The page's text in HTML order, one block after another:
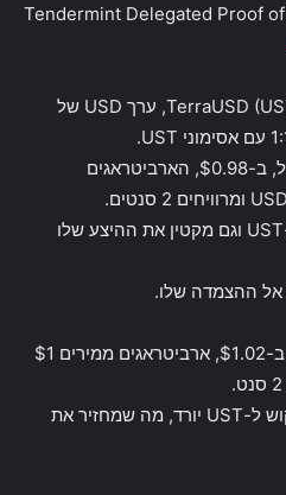
להחזיק במנגנון הקונצנזוס של Tendermint Delegated Proof of
כדי להצמיד מטבע יציב כמו TerraUSD (UST), ערך USD של
אם המחיר של UST הוא, למשל, ב-$0.98, הארביטראגים
מנגנון זה מגביר את הביקוש ל-UST וגם מקטין את ההיצע שלו
כאשר UST הוא מעל $1, נניח ב-$1.02, ארביטראגים ממירים $1
ההיצע של UST גדל, וגם הביקוש ל-UST יורד, מה שמחזיר את